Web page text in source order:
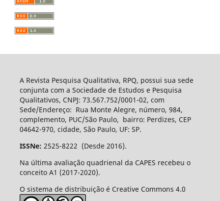
A Revista Pesquisa Qualitativa, RPQ, possui sua sede
conjunta com a Sociedade de Estudos e Pesquisa
Qualitativos, CNPJ: 73.567.752/0001-02, com
Sede/Endereço: Rua Monte Alegre, número, 984,
complemento, PUC/São Paulo, bairro: Perdizes, CEP
04642-970, cidade, São Paulo, UF: SP.
ISSNe: 2525-8222 (Desde 2016).
Na última avaliação quadrienal da CAPES recebeu o
conceito A1 (2017-2020).
O sistema de distribuição é Creative Commons 4.0